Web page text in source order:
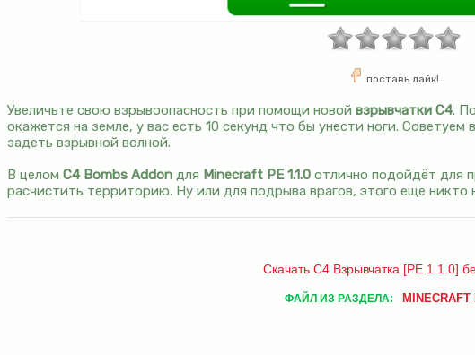
поставь лайк!
Увеличьте свою взрывоопасность при помощи новой взрывчатки C4.
окажется на земле, у вас есть 10 секунд что бы унести ноги.
задеть взрывной волной.
В целом C4 Bombs Addon для Minecraft PE 1.1.0 отлично подойдёт для
расчистить территорию. Ну или для подрыва врагов, этого еще никто
Скачать C4 Взрывчатка [PE 1.1.0]
ФАЙЛ ИЗ РАЗДЕЛА: